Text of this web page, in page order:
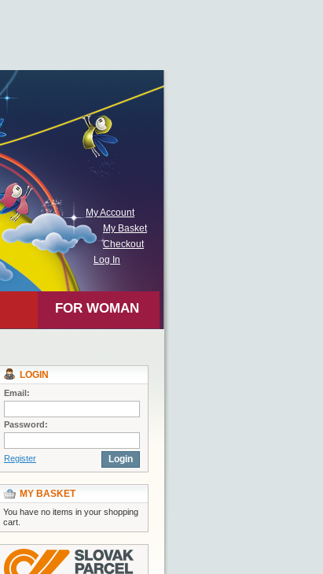
My Account
My Basket
Checkout
Log In
FOR WOMAN
LOGIN
Email:
Password:
Register Login
MY BASKET
You have no items in your shopping
cart.